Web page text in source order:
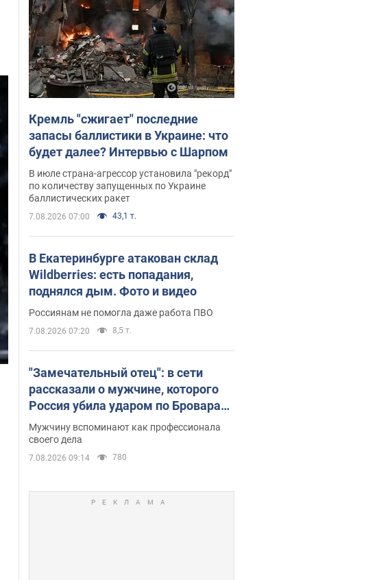
Кремль "сжигает" последние
запасы баллистики в Украине: что
будет далее? Интервью с Шарпом
В июле страна-агрессор установила "рекорд"
по количеству запущенных по Украине
баллистических ракет
7.08.2026 07:00 43,1 т.
В Екатеринбурге атакован склад
Wildberries: есть попадания,
поднялся дым. Фото и видео
Россиянам не помогла даже работа ПВО
7.08.2026 07:20 8,5 т.
"Замечательный отец": в сети
рассказали о мужчине, которого
Россия убила ударом по Броварам.
Фото
Мужчину вспоминают как профессионала
своего дела
7.08.2026 09:14 780